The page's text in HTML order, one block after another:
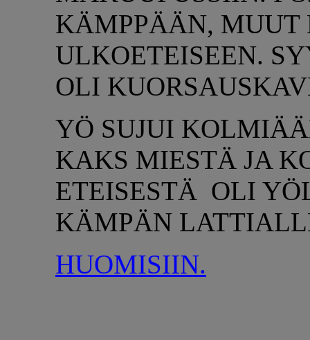
KÄMPPÄÄN, MUUT
ULKOETEISEEN.
OLI
YÖ SUJUI
KAKS MIESTÄ JA
ETEISESTÄ OLI
KÄMPÄN
HUOMISIIN.